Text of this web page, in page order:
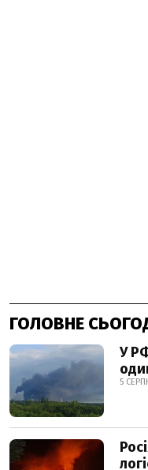
ГОЛОВНЕ
У
5